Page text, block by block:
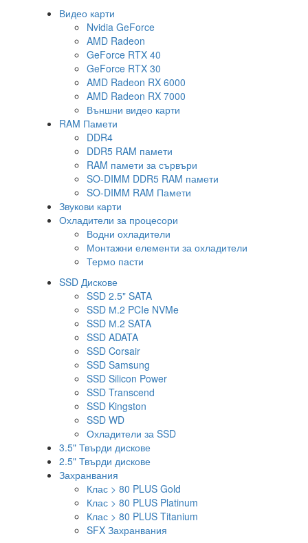
Видео карти
Nvidia GeForce
AMD Radeon
GeForce RTX 40
GeForce RTX 30
AMD Radeon RX 6000
AMD Radeon RX 7000
Външни видео карти
RAM Памети
DDR4
DDR5 RAM памети
RAM памети за сървъри
SO-DIMM DDR5 RAM памети
SO-DIMM RAM Памети
Звукови карти
Охладители за процесори
Водни охладители
Монтажни елементи за охладители
Термо пасти
SSD Дискове
SSD 2.5" SATA
SSD М.2 PCIe NVMe
SSD М.2 SATA
SSD ADATA
SSD Corsair
SSD Samsung
SSD Silicon Power
SSD Transcend
SSD Kingston
SSD WD
Охладители за SSD
3.5" Твърди дискове
2.5" Твърди дискове
Захранвания
Клас > 80 PLUS Gold
Клас > 80 PLUS Platinum
Клас > 80 PLUS Titanium
SFX Захранвания